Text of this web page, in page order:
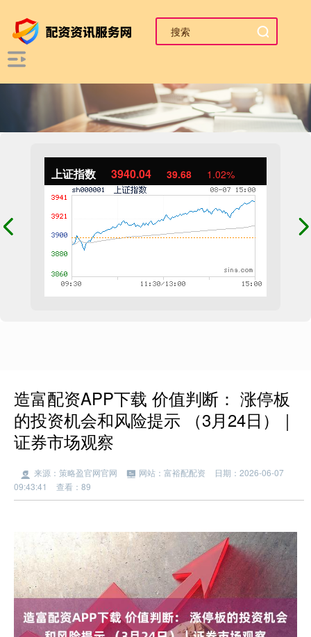
上证指数 3940.04 39.68 1.02%
造富配资APP下载 价值判断： 涨停板
的投资机会和风险提示 （3月24日）｜
证券市场观察
来源：策略盈官网官网 网站：富裕配配资
日期：2026-06-07
09:43:41
查看：89